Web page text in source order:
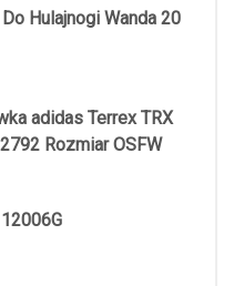
Hulajnogi Wanda 20
adidas Terrex TRX
Rozmiar OSFW